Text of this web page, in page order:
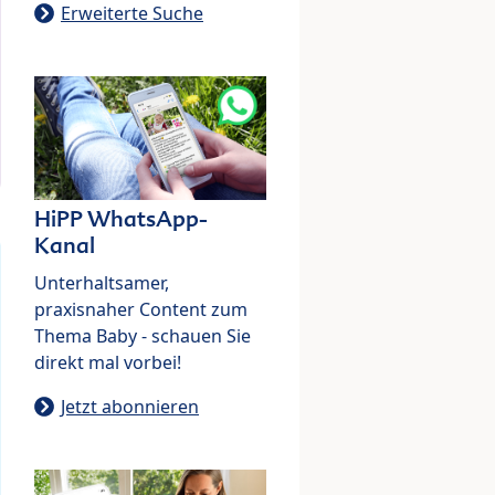
Erweiterte Suche
HiPP WhatsApp-
Kanal
Unterhaltsamer,
praxisnaher Content zum
Thema Baby - schauen Sie
direkt mal vorbei!
Jetzt abonnieren